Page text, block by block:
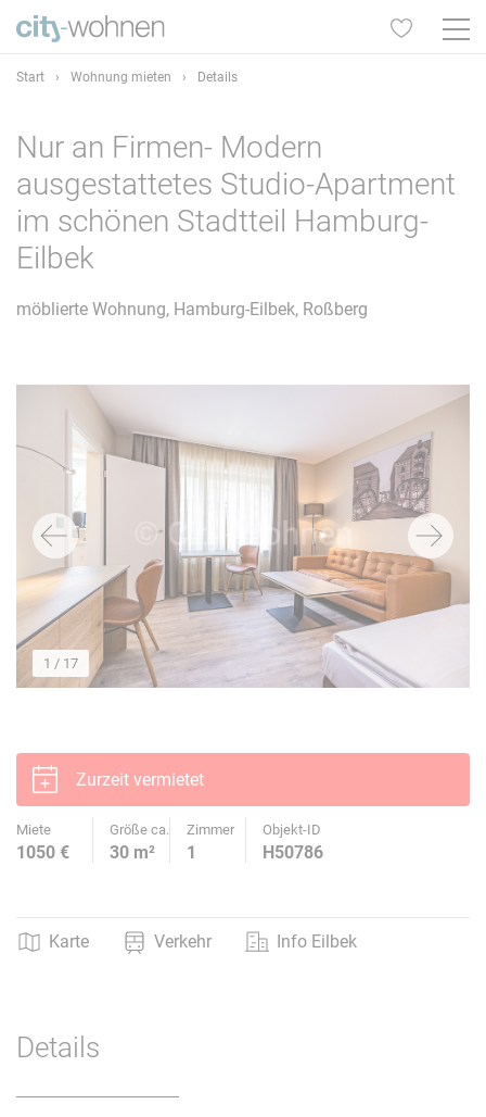
Start › Wohnung mieten › Details
Nur an Firmen- Modern
ausgestattetes Studio-Apartment
im schönen Stadtteil Hamburg-
Eilbek
möblierte Wohnung, Hamburg-Eilbek, Roßberg
1 / 17
Zurzeit vermietet
Miete Größe ca. Zimmer Objekt-ID
1050 € 30 m² 1 H50786
Karte Verkehr Info Eilbek
Details